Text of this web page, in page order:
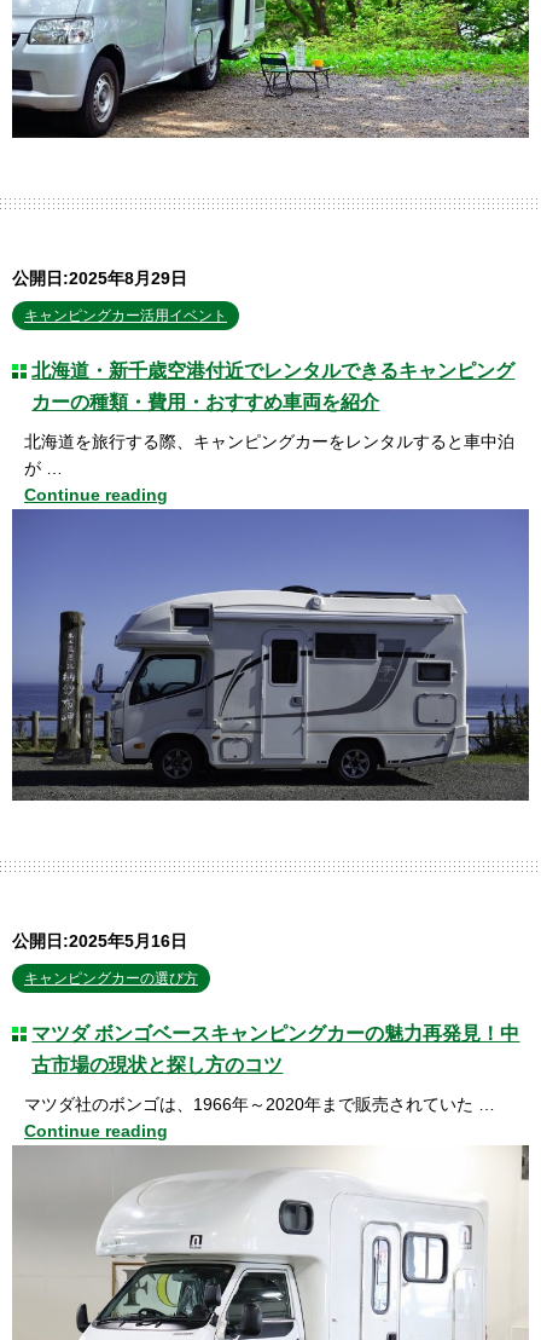
公開日:2025年8月29日
キャンピングカー活用イベント
北海道・新千歳空港付近でレンタルできるキャンピング
カーの種類・費用・おすすめ車両を紹介
北海道を旅行する際、キャンピングカーをレンタルすると車中泊
が …
Continue reading
公開日:2025年5月16日
キャンピングカーの選び方
マツダ ボンゴベースキャンピングカーの魅力再発見！中
古市場の現状と探し方のコツ
マツダ社のボンゴは、1966年～2020年まで販売されていた …
Continue reading